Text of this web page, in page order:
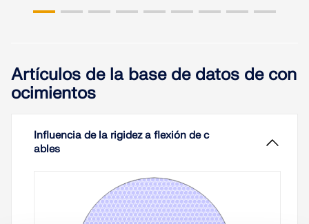
Artículos de la base de datos de con
ocimientos
Influencia de la rigidez a flexión de c
ables